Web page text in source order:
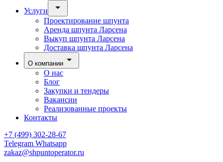
Услуги
Проектирование шпунта
Аренда шпунта Ларсена
Выкуп шпунта Ларсена
Доставка шпунта Ларсена
О компании
О нас
Блог
Закупки и тендеры
Вакансии
Реализованные проекты
Контакты
+7 (499) 302-28-67
Telegram Whatsapp
zakaz@shpuntoperator.ru